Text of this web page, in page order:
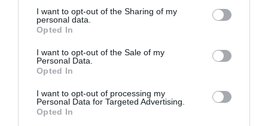
I want to opt-out of the Sharing of my
personal data.
Opted In
I want to opt-out of the Sale of my
Personal Data.
Opted In
I want to opt-out of processing my
Personal Data for Targeted Advertising.
Opted In
2Playbook Club